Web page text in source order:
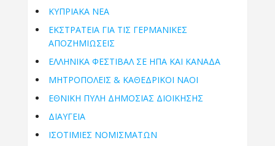
ΚΥΠΡΙΑΚΑ ΝΕΑ
ΕΚΣΤΡΑΤΕΙΑ ΓΙΑ ΤΙΣ ΓΕΡΜΑΝΙΚΕΣ
ΑΠΟΖΗΜΙΩΣΕΙΣ
ΕΛΛΗΝΙΚΆ ΦΕΣΤΙΒΆΛ ΣΕ ΗΠΑ ΚΑΙ ΚΑΝΑΔΑ
ΜΗΤΡΟΠΌΛΕΙΣ & ΚΑΘΕΔΡΙΚΟΊ ΝΑΟΊ
ΕΘΝΙΚΉ ΠΎΛΗ ΔΗΜΌΣΙΑΣ ΔΙΟΊΚΗΣΗΣ
ΔΙΑΥΓΕΙΑ
ΙΣΟΤΙΜΙΕΣ ΝΟΜΙΣΜΑΤΩΝ